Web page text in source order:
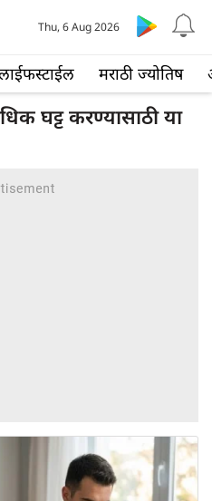
मराठी ज्योतिष
Thu, 6 Aug 2026
घट्ट करण्यासाठी या